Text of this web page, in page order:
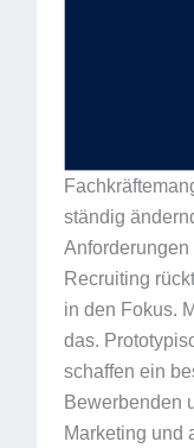
ständig
Recruiting
in den Fokus.
das.
schaffen ein
Bewerbenden
Marketing und